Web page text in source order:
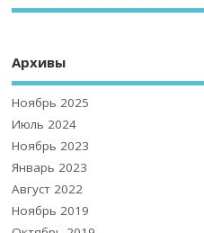
Архивы
Ноябрь 2025
Июль 2024
Ноябрь 2023
Январь 2023
Август 2022
Ноябрь 2019